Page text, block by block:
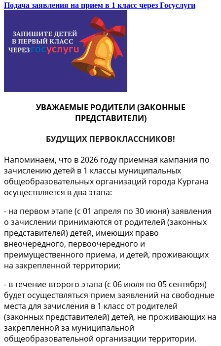
Подача заявления на прием в 1 класс через Госуслуги
УВАЖАЕМЫЕ РОДИТЕЛИ (ЗАКОННЫЕ
ПРЕДСТАВИТЕЛИ)
БУДУЩИХ ПЕРВОКЛАССНИКОВ!
Напоминаем, что в 2026 году приемная кампания по
зачислению детей в 1 классы муниципальных
общеобразовательных организаций города Кургана
осуществляется в два этапа:
- на первом этапе (с 01 апреля по 30 июня) заявления
о зачислении принимаются от родителей (законных
представителей) детей, имеющих право
внеочередного, первоочередного и
преимущественного приема, и детей, проживающих
на закрепленной территории;
- в течение второго этапа (с 06 июля по 05 сентября)
будет осуществляться прием заявлений на свободные
места для зачисления в 1 класс от родителей
(законных представителей) детей, не проживающих на
закрепленной за муниципальной
общеобразовательной организации территории.